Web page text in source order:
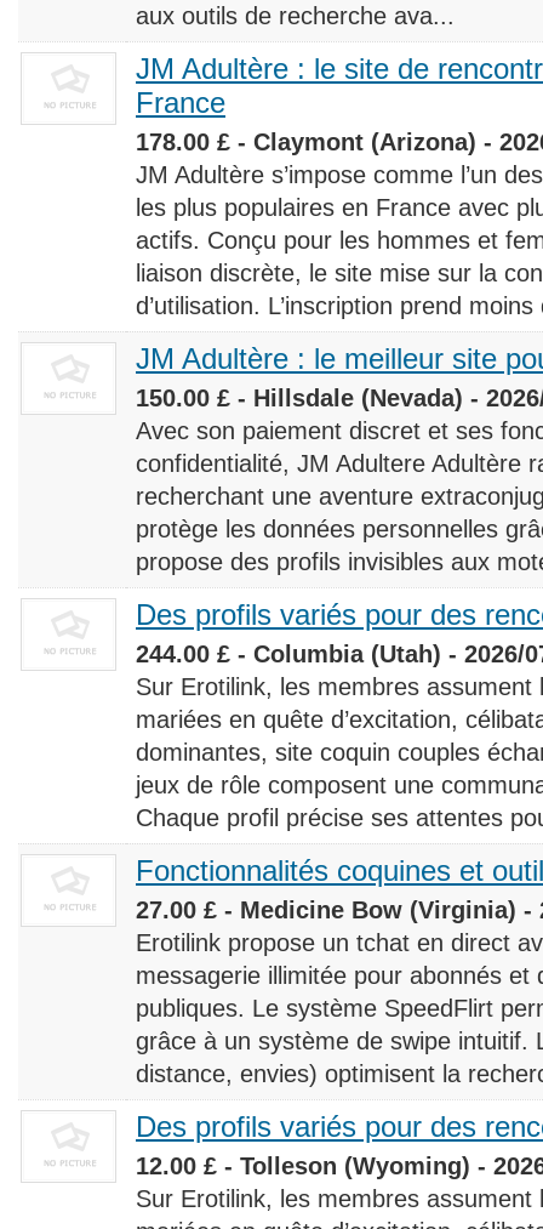
aux outils de recherche ava...
JM Adultère : le site de
France
178.00 £ - Claymont (Arizona) -
JM Adultère s’impose comme l’un
les plus populaires en France avec
actifs. Conçu pour les hommes et
liaison discrète, le site mise sur la
d’utilisation. L’inscription prend
JM Adultère : le meilleur site
150.00 £ - Hillsdale (Nevada) -
Avec son paiement discret et ses
confidentialité, JM Adultere Adultère
recherchant une aventure
protège les données personnelles
propose des profils invisibles aux
Des profils variés pour des
244.00 £ - Columbia (Utah) - 2026/
Sur Erotilink, les membres
mariées en quête d’excitation,
dominantes, site coquin couples
jeux de rôle composent une
Chaque profil précise ses attentes
Fonctionnalités coquines et
27.00 £ - Medicine Bow (Virginia) -
Erotilink propose un tchat en direct
messagerie illimitée pour abonnés et
publiques. Le système SpeedFlirt
grâce à un système de swipe intuitif.
distance, envies) optimisent la
Des profils variés pour des
12.00 £ - Tolleson (Wyoming) -
Sur Erotilink, les membres